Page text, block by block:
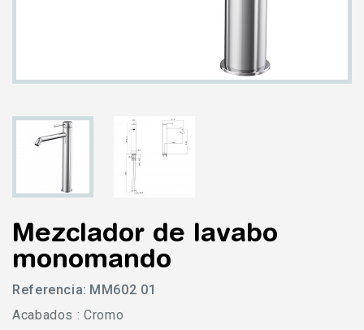
Mezclador de lavabo
monomando
Referencia: MM602 01
Acabados : Cromo